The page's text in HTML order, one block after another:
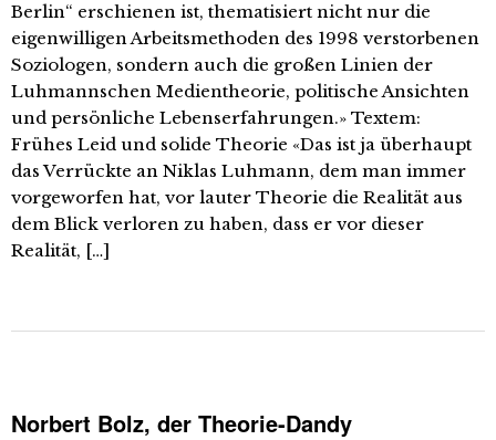
Berlin“ erschienen ist, thematisiert nicht nur die
eigenwilligen Arbeitsmethoden des 1998 verstorbenen
Soziologen, sondern auch die großen Linien der
Luhmannschen Medientheorie, politische Ansichten
und persönliche Lebenserfahrungen.» Textem:
Frühes Leid und solide Theorie «Das ist ja überhaupt
das Verrückte an Niklas Luhmann, dem man immer
vorgeworfen hat, vor lauter Theorie die Realität aus
dem Blick verloren zu haben, dass er vor dieser
Realität, […]
Norbert Bolz, der Theorie-Dandy